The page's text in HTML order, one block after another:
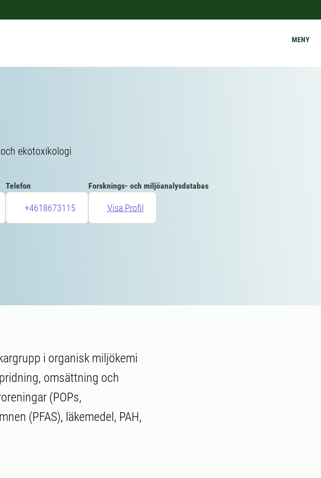
MENY
ekotoxikologi
Telefon
+4618673115
Forsknings- och miljöanalysdatabas
Visa Profil
i organisk miljökemi
omsättning och
(POPs,
(PFAS), läkemedel, PAH,